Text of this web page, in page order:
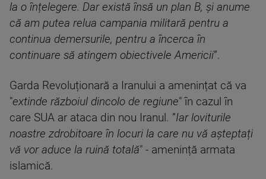
la o înțelegere. Dar există însă un plan B, și anume
că am putea relua campania militară pentru a
continua demersurile, pentru a încerca în
continuare să atingem obiectivele Americii”.
Garda Revoluționară a Iranului a amenințat că va
"extinde războiul dincolo de regiune" în cazul în
care SUA ar ataca din nou Iranul. ”Iar loviturile
noastre zdrobitoare în locuri la care nu vă așteptați
vă vor aduce la ruină totală" - amenință armata
islamică.